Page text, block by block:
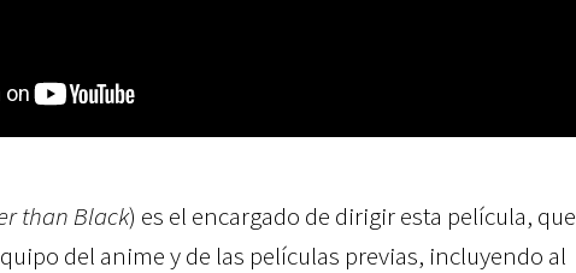
than Black) es el encargado de dirigir esta película, que
del anime y de las películas previas, incluyendo al